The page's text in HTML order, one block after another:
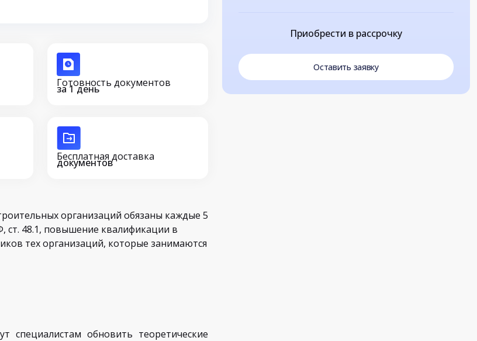
Готовность документов
за 1 день
Бесплатная доставка
документов
организаций обязаны каждые 5
ст. 48.1, повышение квалификации в
тех организаций, которые занимаются
специалистам обновить теоретические
Приобрести в рассрочку
Оставить заявку